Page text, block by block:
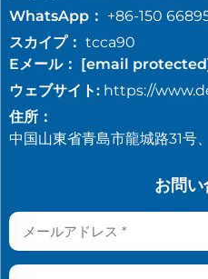
WhatsApp： +86-150
スカイプ： tcca90
Eメール：
[email
ウェブサイト: https://
住所：
中国山東省青島市龍城路31号
お問